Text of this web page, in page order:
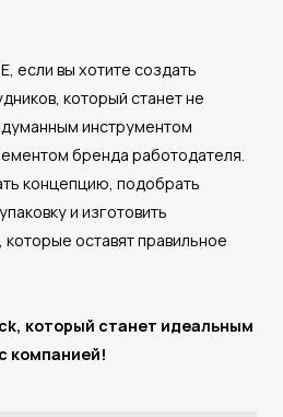
если вы хотите создать
который станет не
инструментом
бренда работодателя.
концепцию, подобрать
и изготовить
оставят правильное
который станет идеальным
компанией!